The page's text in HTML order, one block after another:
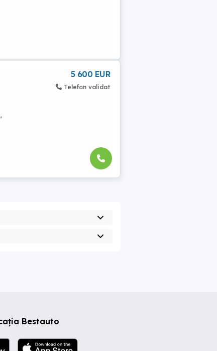
5 600 EUR
Telefon validat
Bestauto